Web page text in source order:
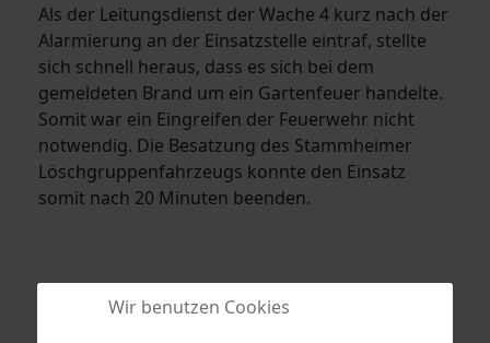
Als der Leitungsdienst der Wache 4 kurz nach der
Alarmierung an der Einsatzstelle eintraf, stellte
sich schnell heraus, dass es sich bei dem
gemeldeten Brand um ein Gartenfeuer handelte.
Somit war ein Eingreifen der Feuerwehr nicht
notwendig. Die Besatzung des Stammheimer
Löschgruppenfahrzeugs konnte den Einsatz
somit nach 20 Minuten beenden.
Wir benutzen Cookies